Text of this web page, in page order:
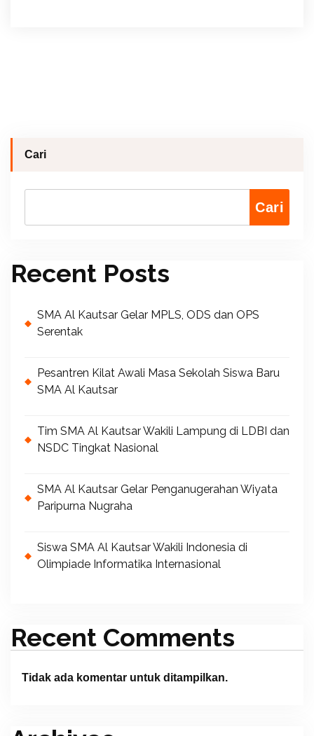
Cari
Cari
Recent Posts
SMA Al Kautsar Gelar MPLS, ODS dan OPS
Serentak
Pesantren Kilat Awali Masa Sekolah Siswa Baru
SMA Al Kautsar
Tim SMA Al Kautsar Wakili Lampung di LDBI dan
NSDC Tingkat Nasional
SMA Al Kautsar Gelar Penganugerahan Wiyata
Paripurna Nugraha
Siswa SMA Al Kautsar Wakili Indonesia di
Olimpiade Informatika Internasional
Recent Comments
Tidak ada komentar untuk ditampilkan.